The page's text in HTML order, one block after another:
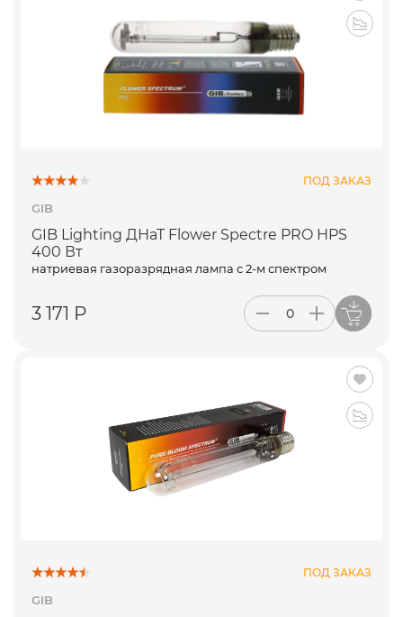
ПОД ЗАКАЗ
GIB
GIB Lighting ДНаТ Flower Spectre PRO HPS
400 Вт
натриевая газоразрядная лампа с 2-м спектром
3 171 Р
ПОД ЗАКАЗ
GIB